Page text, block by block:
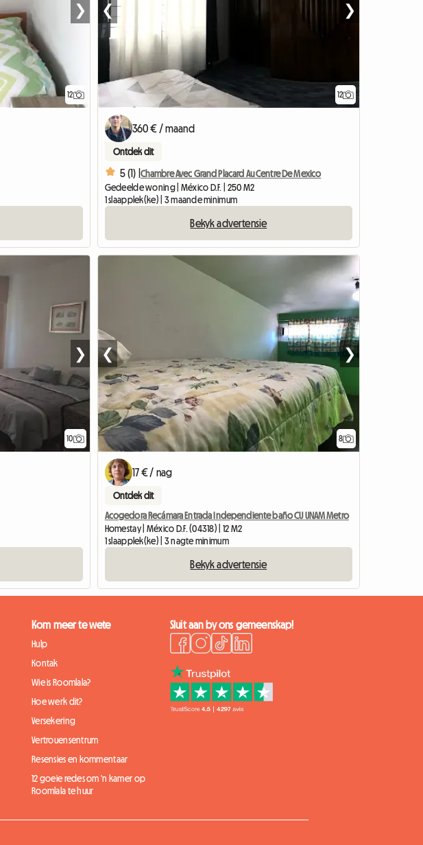
12
❯
12
❮ ❯
360 € / maand
Ontdek dit
5 (1) | Chambre Avec Grand Placard Au Centre De Mexico
Gedeelde woning | México D.F. | 250 M2
1 slaapplek(ke) | 3 maande minimum
Bekyk advertensie
10
❯
8
❮ ❯
17 € / nag
Ontdek dit
Acogedora Recámara Entrada Independiente baño CU UNAM Metro
Homestay | México D.F. (04318) | 12 M2
1 slaapplek(ke) | 3 nagte minimum
Bekyk advertensie
Kom meer te wete
Hulp
Kontak
Wie is Roomlala?
Hoe werk dit?
Versekering
Vertrouensentrum
Resensies en kommentaar
12 goeie redes om 'n kamer op
Roomlala te huur
Sluit aan by ons gemeenskap!